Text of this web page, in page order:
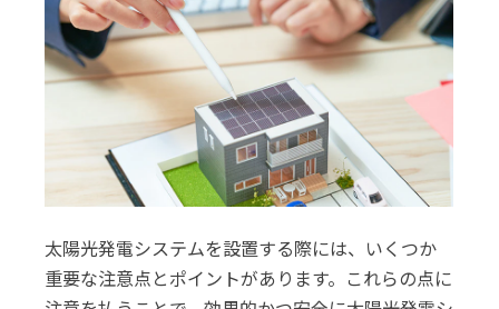
太陽光発電システムを設置する際には、いくつか
重要な注意点とポイントがあります。これらの点に